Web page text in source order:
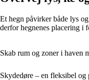
Et hegn påvirker både lys
derfor hegnenes placering i
Skab rum og zoner i haven
Skydedøre – en fleksibel og